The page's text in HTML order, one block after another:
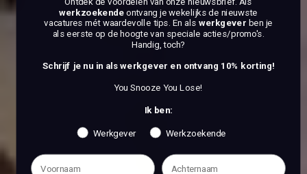
werkzoekendeontvang je wekelijks de nieuwste
vacatures mét waardevolle tips. En als werkgever ben je
als eerste op de hoogte van speciale acties/promo's.
Handig, toch?
Schrijf je nu in als werkgever en ontvang 10% korting!
You Snooze You Lose!
Ik ben:
Werkgever Werkzoekende